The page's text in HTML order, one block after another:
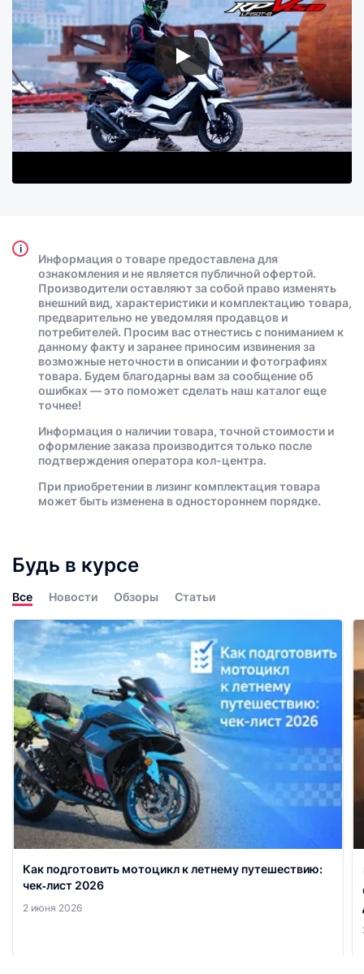
i
Информация о товаре предоставлена для
ознакомления и не является публичной офертой.
Производители оставляют за собой право изменять
внешний вид, характеристики и комплектацию товара,
предварительно не уведомляя продавцов и
потребителей. Просим вас отнестись с пониманием к
данному факту и заранее приносим извинения за
возможные неточности в описании и фотографиях
товара. Будем благодарны вам за сообщение об
ошибках — это поможет сделать наш каталог еще
точнее!
Информация о наличии товара, точной стоимости и
оформление заказа производится только после
подтверждения оператора кол-центра.
При приобретении в лизинг комплектация товара
может быть изменена в одностороннем порядке.
Будь в курсе
Все Новости Обзоры Статьи
Как подготовить мотоцикл к летнему путешествию:
чек‑лист 2026
2 июня 2026